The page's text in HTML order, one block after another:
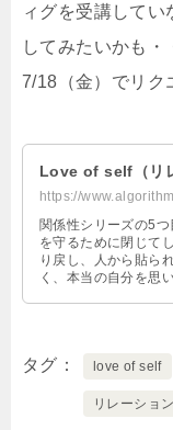
ィグを受講して
してみたいかも・
7/18（金）でリク
Love of self（リ
https://
関係性シリーズの5
を守るために閉じて
り戻し、人から貼ら
く、本当の自分を思
タグ love of self
リレーショ